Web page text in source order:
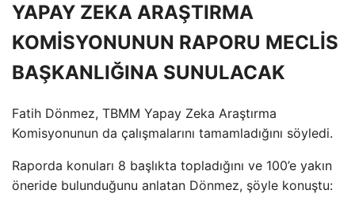
YAPAY ZEKA ARAŞTIRMA
KOMİSYONUNUN RAPORU MECLİS
BAŞKANLIĞINA SUNULACAK
Fatih Dönmez, TBMM Yapay Zeka Araştırma
Komisyonunun da çalışmalarını tamamladığını söyledi.
Raporda konuları 8 başlıkta topladığını ve 100’e yakın
öneride bulunduğunu anlatan Dönmez, şöyle konuştu: